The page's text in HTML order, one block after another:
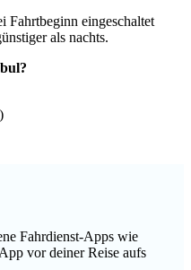
Fahrtbeginn eingeschaltet
als nachts.
Fahrdienst-Apps wie
vor deiner Reise aufs